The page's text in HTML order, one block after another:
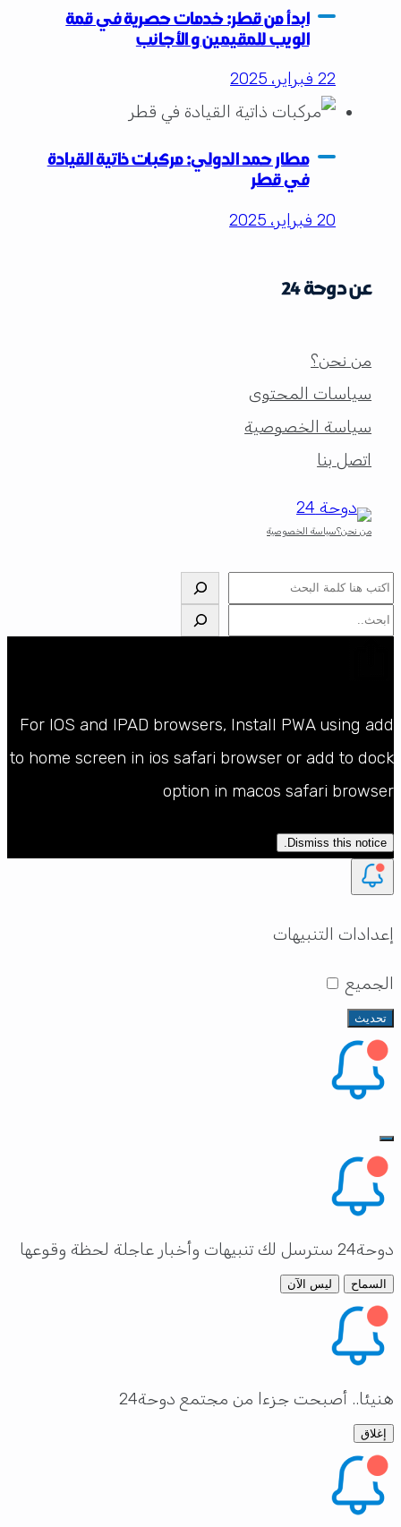
ابدأ من قطر: خدمات حصرية في قمة
الويب للمقيمين و الأجانب
22 فبراير، 2025
مطار حمد الدولي: مركبات ذاتية القيادة
في قطر
20 فبراير، 2025
عن دوحة 24
من نحن؟
سياسات المحتوى
سياسة الخصوصية
اتصل بنا
من نحن؟سياسة الخصوصية
البحث
البحث
For IOS and IPAD browsers, Install PWA using add
to home screen in ios safari browser or add to dock
option in macos safari browser
Dismiss this notice.
إعدادات التنبيهات
الجميع
تحديث
دوحة24 سترسل لك تنبيهات وأخبار عاجلة لحظة وقوعها
السماح ليس الآن
هنيئا.. أصبحت جزءا من مجتمع دوحة24
إغلاق